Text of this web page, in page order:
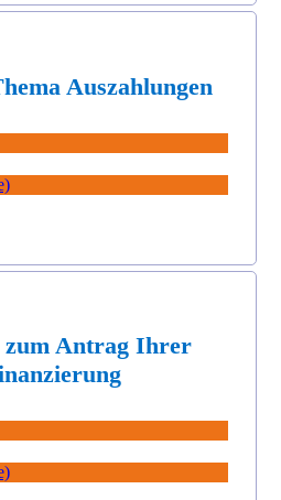
Auszahlungen
zum Antrag Ihrer